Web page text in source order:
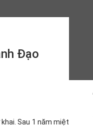
Đạo
Sau 1 năm miệt